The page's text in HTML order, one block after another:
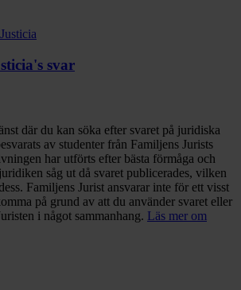
svar
där du kan söka efter svaret på juridiska
av studenter från Familjens Jurists
har utförts efter bästa förmåga och
såg ut då svaret publicerades, vilken
Familjens Jurist ansvarar inte för ett visst
på grund av att du använder svaret eller
i något sammanhang. Läs mer om